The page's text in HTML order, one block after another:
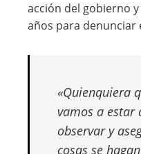
acción del gobierno
años para denunciar
«Quienquiera
vamos a estar
observar y
cosas se